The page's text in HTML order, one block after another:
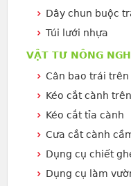
Dây chun buộc
Túi lưới nhựa
VẬT TƯ NÔNG
Cân bao trái trên
Kéo cắt cành
Kéo cắt tỉa cành
Cưa cắt cành
Dụng cụ chiết
Dụng cụ làm